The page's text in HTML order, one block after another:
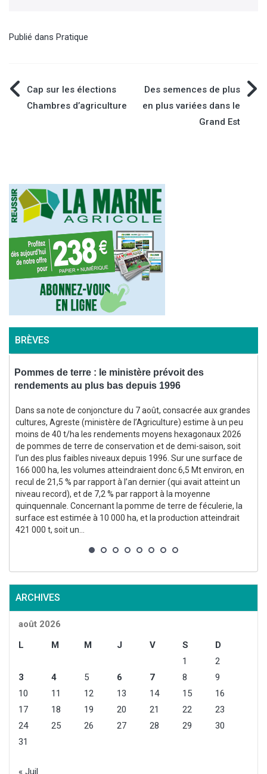
Publié dans Pratique
Navigation
Cap sur les élections
Chambres d’agriculture
Des semences de plus
en plus variées dans le
Grand Est
BRÈVES
Pommes de terre : le ministère prévoit des
rendements au plus bas depuis 1996
Dans sa note de conjoncture du 7 août, consacrée aux grandes
cultures, Agreste (ministère de l’Agriculture) estime à un peu
moins de 40 t/ha les rendements moyens hexagonaux 2026
de pommes de terre de conservation et de demi-saison, soit
l’un des plus faibles niveaux depuis 1996. Sur une surface de
166 000 ha, les volumes atteindraient donc 6,5 Mt environ, en
recul de 21,5 % par rapport à l’an dernier (qui avait atteint un
niveau record), et de 7,2 % par rapport à la moyenne
quinquennale. Concernant la pomme de terre de féculerie, la
surface est estimée à 10 000 ha, et la production atteindrait
421 000 t, soit un...
ARCHIVES
août 2026
L
M M J V S
D
1
2
3
4 5 6 7 8
9
10
11 12 13 14 15
16
17
18 19 20 21 22
23
24
25 26 27 28 29
30
31
« Juil